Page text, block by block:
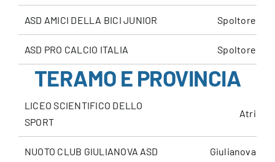
ASD AMICI DELLA BICI JUNIOR Spoltore
ASD PRO CALCIO ITALIA Spoltore
TERAMO E PROVINCIA
LICEO SCIENTIFICO DELLO
SPORT
Atri
NUOTO CLUB GIULIANOVA ASD Giulianova